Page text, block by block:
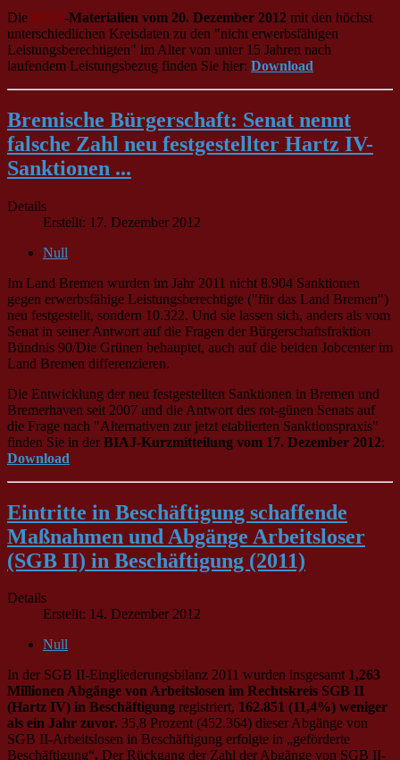
Die BIAJ-Materialien vom 20. Dezember 2012 mit den höchst
unterschiedlichen Kreisdaten zu den "nicht erwerbsfähigen
Leistungsberechtigten" im Alter von unter 15 Jahren nach
laufendem Leistungsbezug finden Sie hier: Download
Bremische Bürgerschaft: Senat nennt
falsche Zahl neu festgestellter Hartz IV-
Sanktionen ...
Details
Erstellt: 17. Dezember 2012
Null
Im Land Bremen wurden im Jahr 2011 nicht 8.904 Sanktionen
gegen erwerbsfähige Leistungsberechtigte ("für das Land Bremen")
neu festgestellt, sondern 10.322. Und sie lassen sich, anders als vom
Senat in seiner Antwort auf die Fragen der Bürgerschaftsfraktion
Bündnis 90/Die Grünen behauptet, auch auf die beiden Jobcenter im
Land Bremen differenzieren.
Die Entwicklung der neu festgestellten Sanktionen in Bremen und
Bremerhaven seit 2007 und die Antwort des rot-günen Senats auf
die Frage nach "Alternativen zur jetzt etablierten Sanktionspraxis"
finden Sie in der BIAJ-Kurzmitteilung vom 17. Dezember 2012:
Download
Eintritte in Beschäftigung schaffende
Maßnahmen und Abgänge Arbeitsloser
(SGB II) in Beschäftigung (2011)
Details
Erstellt: 14. Dezember 2012
Null
In der SGB II-Eingliederungsbilanz 2011 wurden insgesamt 1,263
Millionen Abgänge von Arbeitslosen im Rechtskreis SGB II
(Hartz IV) in Beschäftigung registriert, 162.851 (11,4%) weniger
als ein Jahr zuvor. 35,8 Prozent (452.364) dieser Abgänge von
SGB II-Arbeitslosen in Beschäftigung erfolgte in „geförderte
Beschäftigung“. Der Rückgang der Zahl der Abgänge von SGB II-